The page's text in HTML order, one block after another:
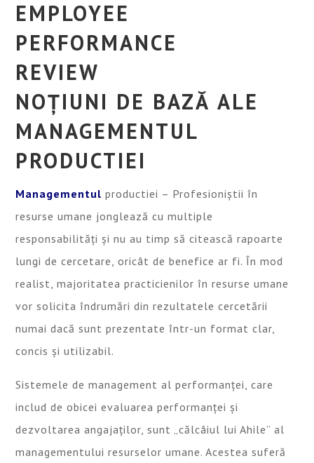
NOȚIUNI DE BAZĂ ALE
MANAGEMENTUL
PRODUCTIEI
Managementul productiei – Profesioniștii în
resurse umane jonglează cu multiple
responsabilități și nu au timp să citească rapoarte
lungi de cercetare, oricât de benefice ar fi. În mod
realist, majoritatea practicienilor în resurse umane
vor solicita îndrumări din rezultatele cercetării
numai dacă sunt prezentate într-un format clar,
concis și utilizabil.
Sistemele de management al performanței, care
includ de obicei evaluarea performanței și
dezvoltarea angajaților, sunt „călcâiul lui Ahile” al
managementului resurselor umane. Acestea suferă